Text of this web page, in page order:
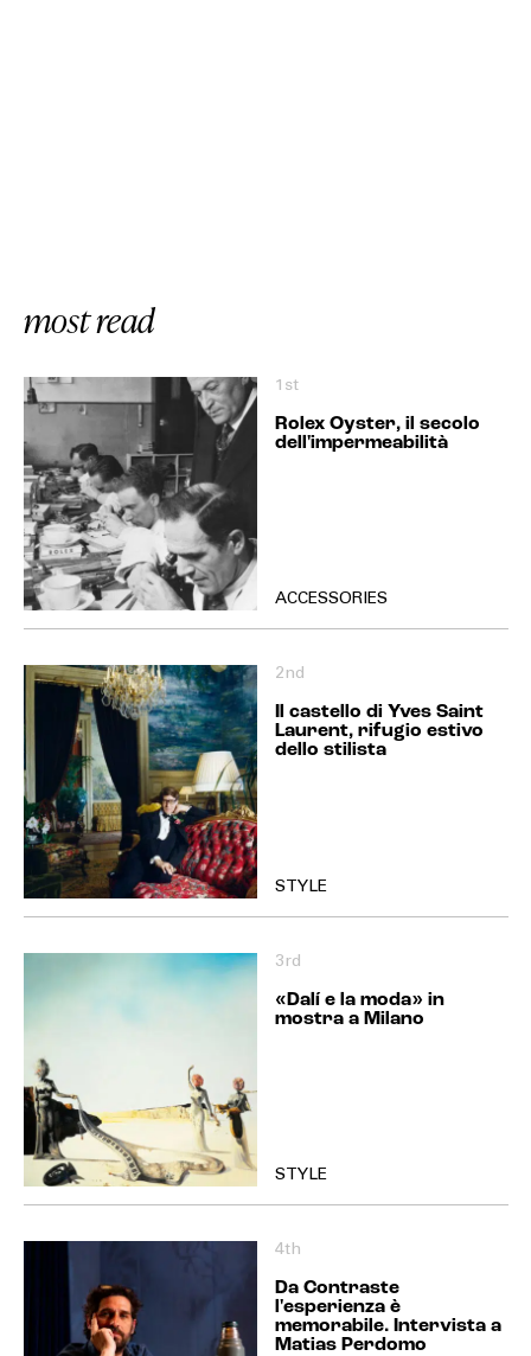
most read
1st
Rolex Oyster, il secolo
dell'impermeabilità
ACCESSORIES
2nd
Il castello di Yves Saint
Laurent, rifugio estivo
dello stilista
STYLE
3rd
«Dalí e la moda» in
mostra a Milano
STYLE
4th
Da Contraste
l'esperienza è
memorabile. Intervista a
Matias Perdomo